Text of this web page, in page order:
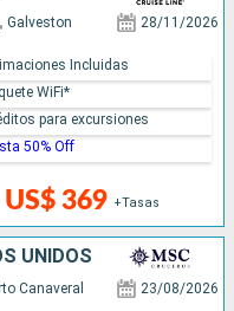
Galveston 28/11/2026
US$ 369 +Tasas
Incluidas
WiFi*
para excursiones
50% Off
UNIDOS
Canaveral 23/08/2026